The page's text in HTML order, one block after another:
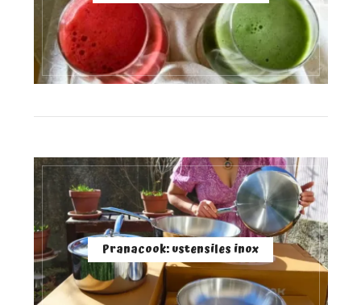
Pranacook: ustensiles inox